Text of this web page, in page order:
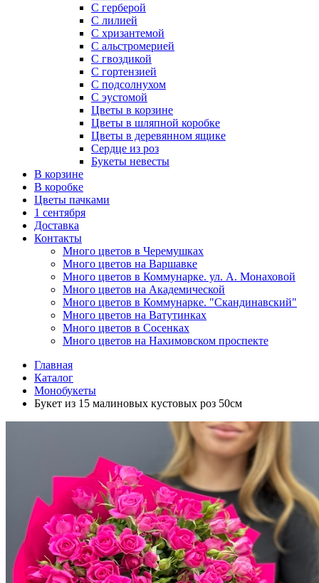
С герберой
С лилией
С хризантемой
С альстромерией
С гвоздикой
С гортензией
С подсолнухом
С эустомой
Цветы в корзине
Цветы в шляпной коробке
Цветы в деревянном ящике
Сердце из роз
Букеты невесты
В корзине
В коробке
Цветы пачками
1 сентября
Доставка
Контакты
Много цветов в Черемушках
Много цветов на Варшавке
Много цветов в Коммунарке. ул. А. Монаховой
Много цветов на Академической
Много цветов в Коммунарке. "Скандинавский"
Много цветов на Ватутинках
Много цветов в Сосенках
Много цветов на Нахимовском проспекте
Главная
Каталог
Монобукеты
Букет из 15 малиновых кустовых роз 50см